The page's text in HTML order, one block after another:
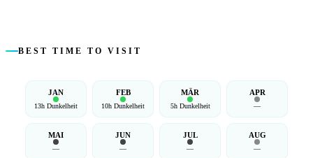
BEST TIME TO VISIT
JAN
13h Dunkelheit
FEB
10h Dunkelheit
MÄR
5h Dunkelheit
APR
—
MAI
—
JUN
—
JUL
—
AUG
—